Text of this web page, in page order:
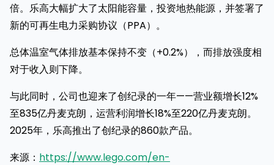
倍。乐高大幅扩大了太阳能容量，投资地热能源，并签署了
新的可再生电力采购协议（PPA）。
总体温室气体排放基本保持不变（+0.2%），而排放强度相
对于收入则下降。
与此同时，公司也迎来了创纪录的一年——营业额增长12%
至835亿丹麦克朗，运营利润增长18%至220亿丹麦克朗。
2025年，乐高推出了创纪录的860款产品。
来源： https://www.lego.com/en-